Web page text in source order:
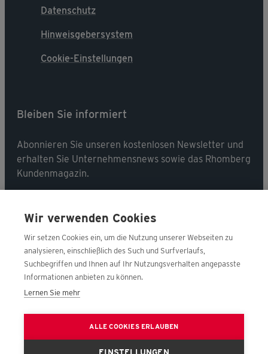
Datenschutz
Hinweisgebersystem
Cookie-Einstellungen
Bleiben Sie informiert
Abonnieren Sie unseren kostenlosen Newsletter und
erhalten Sie Unternehmensnews sowie das Rhomberg
Kundenmagazin.
Jetzt abonnieren
Folgen Sie uns
Wir verwenden Cookies
Wir setzen Cookies ein, um die Nutzung unserer Webseiten zu
analysieren, einschließlich des Such und Surfverlaufs,
Suchbegriffen und Ihnen auf Ihr Nutzungsverhalten angepasste
Informationen anbieten zu können.
Lernen Sie mehr
ALLE COOKIES ERLAUBEN